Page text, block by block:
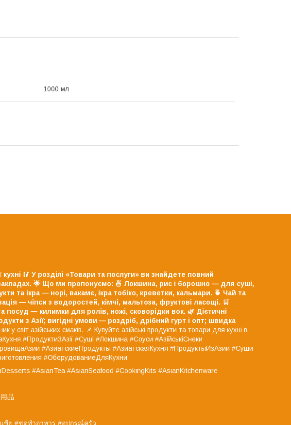
1000 мл
🥢 У розділі «Товари та послуги» ви знайдете повний
🌟 Що ми пропонуємо: 🍜 Локшина, рис і борошно — для суші,
та ікра — норі, вакамє, ікра тобіко, креветки, кальмари. 🍵 Чай та
— чіпси з водоростей, кімчі, мальтоза, фруктові ласощі. 🛒
посуд — килимки для ролів, ножі, сковорідки вок. 🌿 Дієтичні
з Азії; вигідні умови — роздріб, дрібний гурт і опт; швидка
світ азійських смаків. 📌 Купуйте азійські продукти та товари для кухні в
#ПродуктиЗАзії #Суші #Локшина #Соуси #АзійськіСнеки
#АзиатскиеПродукты #АзиатскаяКухня #ПродуктыИзАзии #Суши
#ОборудованиеДляКухни
#AsianTea #AsianSeafood #CookingKits #AsianKitchenware
品
เชีย #ชุดทำอาหาร #อุปกรณ์ครัว